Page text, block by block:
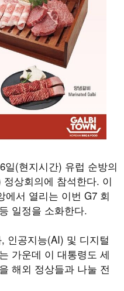
일(현지시간) 유럽 순방의
상회의에 참석한다. 이
에서 열리는 이번 G7 회
일정을 소화한다.
인공지능(AI) 및 디지털
가운데 이 대통령도 세
해외 정상들과 나눌 전